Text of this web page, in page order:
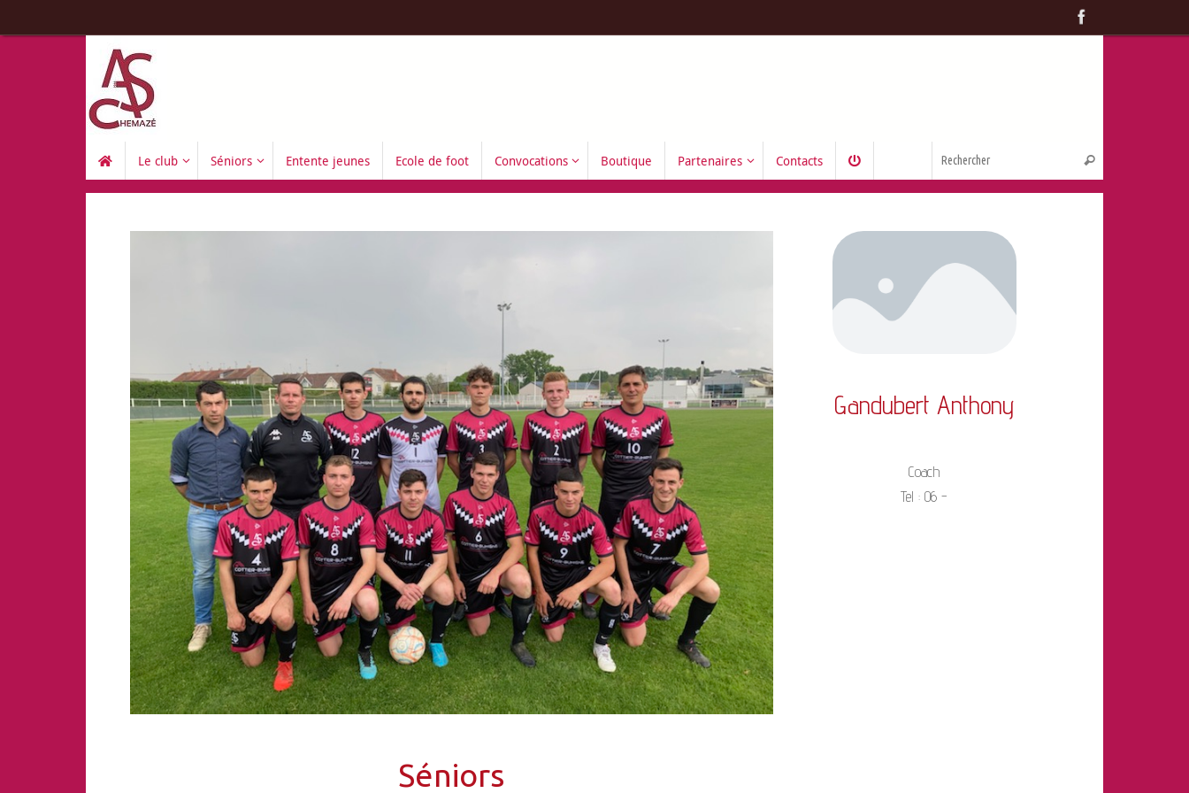
Le club Séniors Entente jeunes Ecole de foot Convocations Boutique Partenaires Contacts
Séniors
Gandubert Anthony
Coach
Tel : 06 -